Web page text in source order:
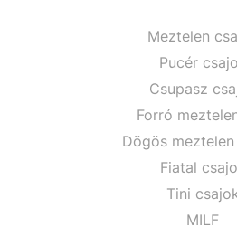
Meztelen
Pucér
Csupasz
Forró
Dögös
Fiatal
Tini
MILF